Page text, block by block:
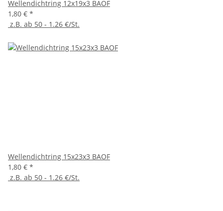
Wellendichtring 12x19x3 BAOF
1,80 € *
z.B. ab 50 - 1.26 €/St.
Wellendichtring 15x23x3 BAOF
1,80 € *
z.B. ab 50 - 1.26 €/St.